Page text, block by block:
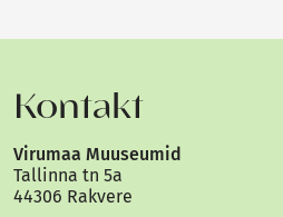
Kontakt
Virumaa Muuseumid
Tallinna tn 5a
44306 Rakvere